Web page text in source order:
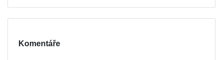
Komentáře